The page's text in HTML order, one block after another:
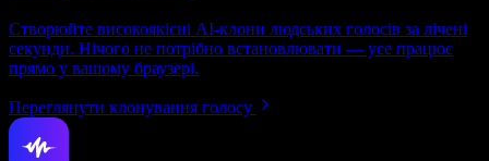
Створюйте високоякісні AI-клони людських голосів за лічені
секунди. Нічого не потрібно встановлювати — усе працює
прямо у вашому браузері.
Переглянути клонування голосу